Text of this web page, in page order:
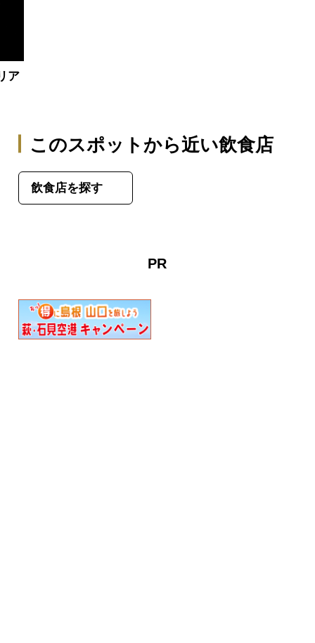
ア
このスポットから近い飲食店
飲食店を探す
PR